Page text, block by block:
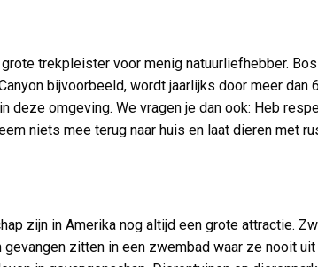
trekpleister voor menig natuurliefhebber.
bijvoorbeeld, wordt jaarlijks door meer
deze omgeving. We vragen je dan ook: Heb
niets mee terug naar huis en laat dieren
zijn in Amerika nog altijd een grote attractie.
zitten in een zwembad waar ze nooit